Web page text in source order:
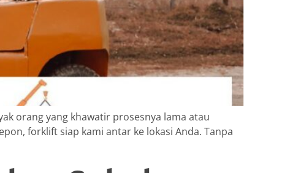
orang yang khawatir prosesnya lama atau
forklift siap kami antar ke lokasi Anda. Tanpa